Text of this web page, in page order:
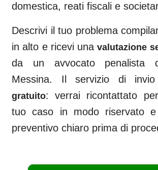
domestica, reati fiscali e
Descrivi il tuo problema
in alto e ricevi unavalutazione
da un avvocato penalista
Messina. Il servizio di invio
gratuito: verrai ricontattato
tuo caso in modo riservato
preventivo chiaro prima di